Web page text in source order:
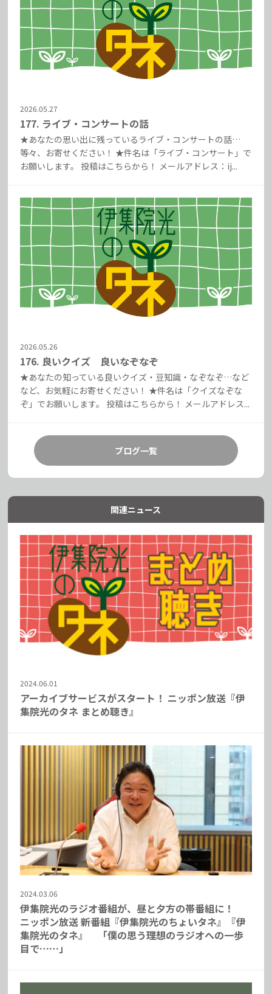
2026.05.27
177. ライブ・コンサートの話
★あなたの思い出に残っているライブ・コンサートの話…
等々、お寄せください！ ★件名は「ライブ・コンサート」で
お願いします。 投稿はこちらから！ メールアドレス：ij...
2026.05.26
176. 良いクイズ 良いなぞなぞ
★あなたの知っている良いクイズ・豆知識・なぞなぞ…など
など、お気軽にお寄せください！ ★件名は「クイズなぞな
ぞ」でお願いします。 投稿はこちらから！ メールアドレス...
ブログ一覧
関連ニュース
2024.06.01
アーカイブサービスがスタート！ ニッポン放送『伊
集院光のタネ まとめ聴き』
2024.03.06
伊集院光のラジオ番組が、昼と夕方の帯番組に！
ニッポン放送 新番組『伊集院光のちょいタネ』『伊
集院光のタネ』 「僕の思う理想のラジオへの一歩
目で……」